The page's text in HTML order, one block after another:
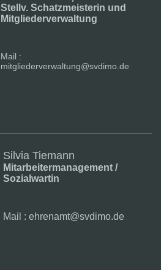
Stellv. Schatzmeisterin und
Mitgliederverwaltung
Mail :
mitgliederverwaltung@svdimo.de
Silvia Tiemann
Mitarbeitermanagement /
Sozialwartin
Mail : ehrenamt@svdimo.de